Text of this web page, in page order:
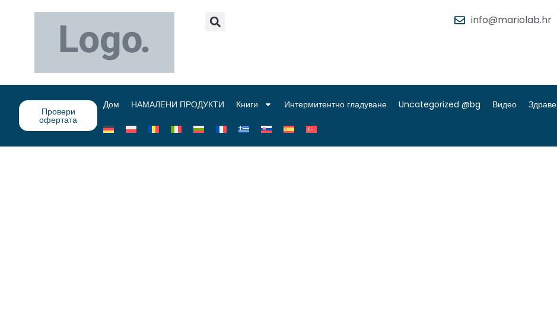
info@mariolab.hr
Провери
офертата
Дом НАМАЛЕНИ ПРОДУКТИ Книги Интермитентно гладуване Uncategorized @bg Видео Здраве